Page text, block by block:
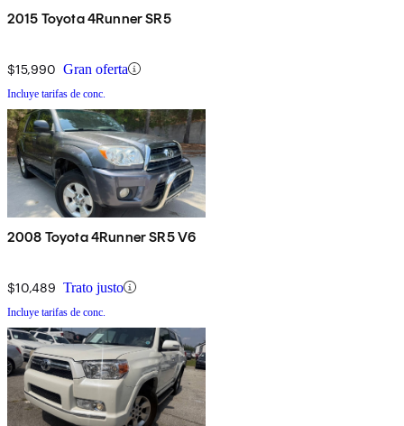
2015 Toyota 4Runner SR5
$15,990 Gran oferta
Incluye tarifas de conc.
2008 Toyota 4Runner SR5 V6
$10,489 Trato justo
Incluye tarifas de conc.